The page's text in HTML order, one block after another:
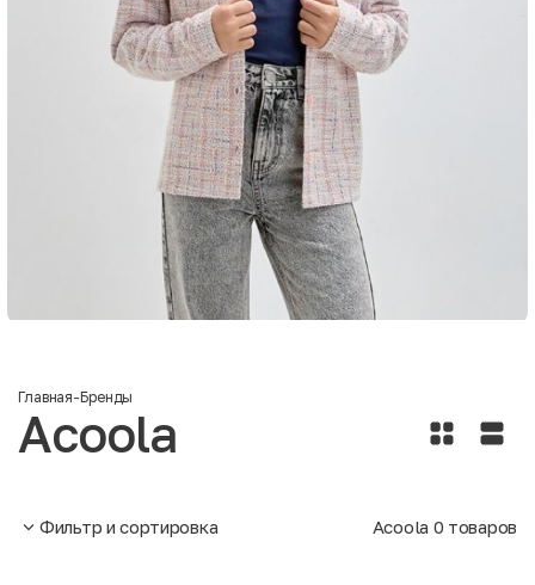
Главная-Бренды
Acoola
Фильтр и сортировка Acoola 0 товаров